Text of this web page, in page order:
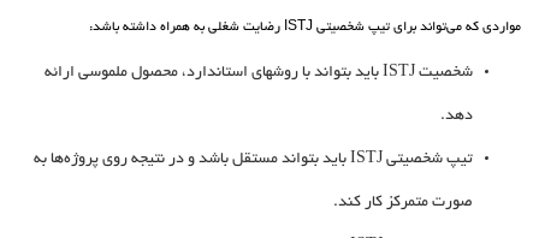
مواردی که می‌تواند برای تیپ شخصیتی ISTJ رضایت شغلی به همراه داشته باشد:
شخصیت ISTJ باید بتواند با روشهای استاندارد، محصول ملموسی ارائه
دهد.
تیپ شخصیتی ISTJ باید بتواند مستقل باشد و در نتیجه روی پروژه‌ها به
صورت متمرکز کار کند.